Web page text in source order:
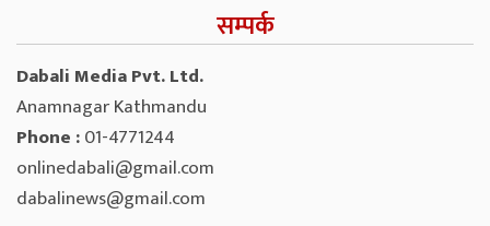
सम्पर्क
Dabali Media Pvt. Ltd.
Anamnagar Kathmandu
Phone :01-4771244
onlinedabali@gmail.com
dabalinews@gmail.com